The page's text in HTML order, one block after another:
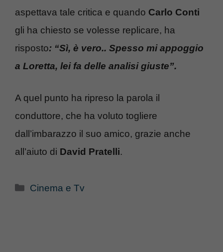
aspettava tale critica e quando Carlo Conti
gli ha chiesto se volesse replicare, ha
risposto: “Sì, è vero.. Spesso mi appoggio
a Loretta, lei fa delle analisi giuste”.
A quel punto ha ripreso la parola il
conduttore, che ha voluto togliere
dall’imbarazzo il suo amico, grazie anche
all’aiuto di David Pratelli.
Categorie
Cinema e Tv